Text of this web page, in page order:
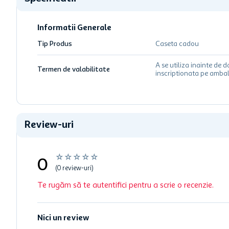
Informatii Generale
Tip Produs Caseta cadou
Termen de valabilitate
A se utiliza inainte de
inscriptionata pe
Review-uri
☆ ☆ ☆ ☆ ☆
0 (0 review-uri)
Te rugăm să te autentifici pentru a scrie o recenzie.
Nici un review